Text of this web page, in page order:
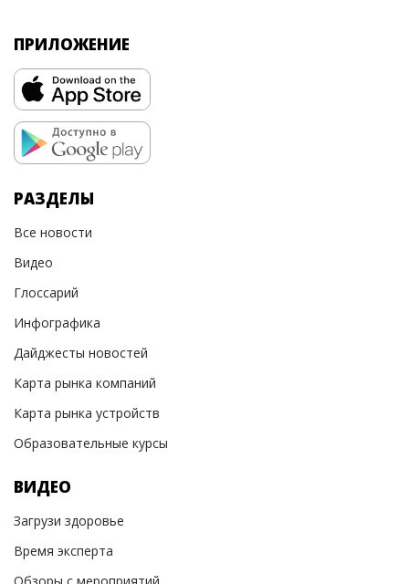
ПРИЛОЖЕНИЕ
РАЗДЕЛЫ
Все новости
Видео
Глоссарий
Инфографика
Дайджесты новостей
Карта рынка компаний
Карта рынка устройств
Образовательные курсы
ВИДЕО
Загрузи здоровье
Время эксперта